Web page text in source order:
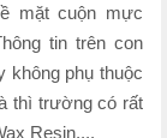
mặt cuộn mực
tin trên con
không phụ thuộc
thì trường có rất
Resin,...